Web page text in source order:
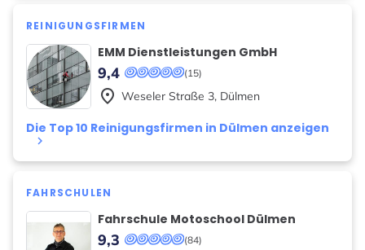
REINIGUNGSFIRMEN
EMM Dienstleistungen GmbH
(15)
9,4
Die Top 10 Reinigungsfirmen in Dülmen anzeigen
keyboard_arrow_right
place Weseler Straße 3, Dülmen
FAHRSCHULEN
Fahrschule Motoschool Dülmen
(84)
9,3